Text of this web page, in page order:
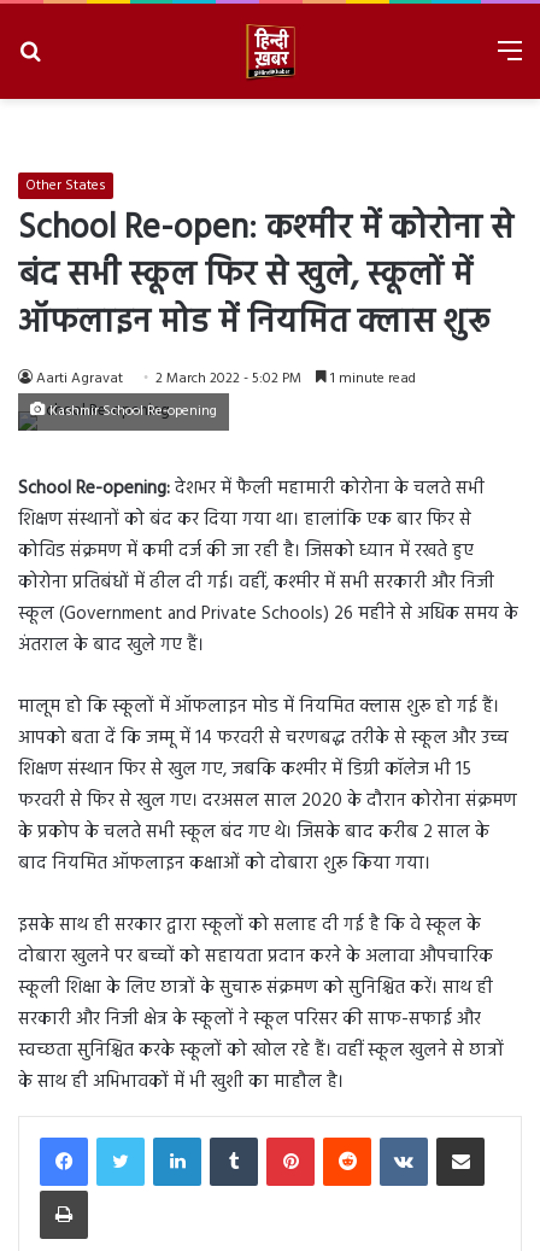
Other States
School Re-open: कश्मीर में कोरोना से
बंद सभी स्कूल फिर से खुले, स्कूलों में
ऑफलाइन मोड में नियमित क्लास शुरू
Aarti Agravat 2 March 2022 - 5:02 PM 1 minute read
Kashmir School Re-opening
School Re-opening:देशभर में फैली महामारी कोरोना के चलते सभी
शिक्षण संस्थानों को बंद कर दिया गया था। हालांकि एक बार फिर से
कोविड संक्रमण में कमी दर्ज की जा रही है। जिसको ध्यान में रखते हुए
कोरोना प्रतिबंधों में ढील दी गई। वहीं, कश्मीर में सभी सरकारी और निजी
स्कूल (Government and Private Schools) 26 महीने से अधिक समय के
अंतराल के बाद खुले गए हैं।
मालूम हो कि स्कूलों में ऑफलाइन मोड में नियमित क्लास शुरू हो गई हैं।
आपको बता दें कि जम्मू में 14 फरवरी से चरणबद्ध तरीके से स्कूल और उच्च
शिक्षण संस्थान फिर से खुल गए, जबकि कश्मीर में डिग्री कॉलेज भी 15
फरवरी से फिर से खुल गए। दरअसल साल 2020 के दौरान कोरोना संक्रमण
के प्रकोप के चलते सभी स्कूल बंद गए थे। जिसके बाद करीब 2 साल के
बाद नियमित ऑफलाइन कक्षाओं को दोबारा शुरू किया गया।
इसके साथ ही सरकार द्वारा स्कूलों को सलाह दी गई है कि वे स्कूल के
दोबारा खुलने पर बच्चों को सहायता प्रदान करने के अलावा औपचारिक
स्कूली शिक्षा के लिए छात्रों के सुचारू संक्रमण को सुनिश्चित करें। साथ ही
सरकारी और निजी क्षेत्र के स्कूलों ने स्कूल परिसर की साफ-सफाई और
स्वच्छता सुनिश्चित करके स्कूलों को खोल रहे हैं। वहीं स्कूल खुलने से छात्रों
के साथ ही अभिभावकों में भी खुशी का माहौल है।
LinkedInTumblr PinterestReddit VKontakteShare via Email
Print